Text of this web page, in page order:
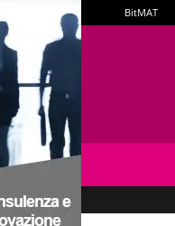
BitMAT